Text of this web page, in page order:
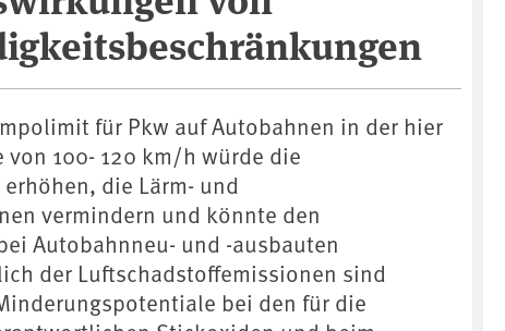
für Pkw auf Autobahnen in der hier
von 100- 120 km/h würde die
die Lärm- und
vermindern und könnte den
Autobahnneu- und -ausbauten
der Luftschadstoffemissionen sind
bei den für die